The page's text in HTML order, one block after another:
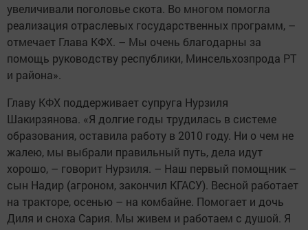
увеличивали поголовье скота. Во многом помогла
реализация отраслевых государственных программ, –
отмечает Глава КФХ. – Мы очень благодарны за
помощь руководству республики, Минсельхозпрода РТ
и района».
Главу КФХ поддерживает супруга Нурзиля
Шакирзянова. «Я долгие годы трудилась в системе
образования, оставила работу в 2010 году. Ни о чем не
жалею, мы выбрали правильный путь, дела идут
хорошо, – говорит Нурзиля. – Наш первый помощник –
сын Надир (агроном, закончил КГАСУ). Весной работает
на тракторе, осенью – на комбайне. Помогает и дочь
Диля и сноха Сария. Мы живем и работаем с душой. Я